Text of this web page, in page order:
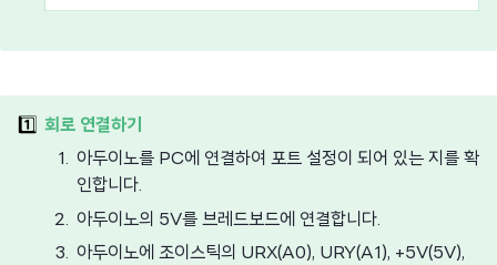
1️⃣
회로 연결하기
아두이노를 PC에 연결하여 포트 설정이 되어 있는 지를 확
인합니다.
아두이노의 5V를 브레드보드에 연결합니다.
아두이노에 조이스틱의 URX(A0), URY(A1), +5V(5V),